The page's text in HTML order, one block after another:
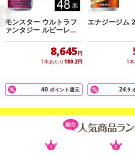
によるお申込み後のキャンセル・返品交
【お支払いについて】
※送料はお試し費用に含まれております
※d払い、PayPay、au PAY、au PAY(au
クまとめて支払い、楽天ペイ、メルペ
※予約商品は決済手段ごとに定められた
了することがございます。ご了承いただ
さい。
発送日カレンダー
モンスター ウルトラフ
ァンタジー ルビーレッ
8,645円
1本あたり 180.2円
40 ポイント還元
エナジージム
1
24.9